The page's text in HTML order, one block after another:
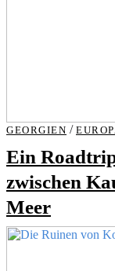
GEORGIEN /
Ein
zwischen
Meer